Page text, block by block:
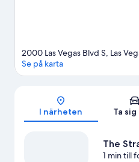
2000 Las Vegas Blvd S, Las
Se på karta
I närheten Ta
The
1 min till